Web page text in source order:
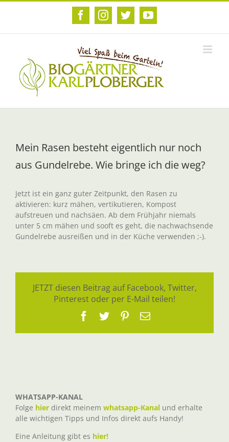
Zum
FacebookInstagram
TwitterYouTube
Mein Rasen besteht eigentlich nur noch
aus Gundelrebe. Wie bringe ich die weg?
Jetzt ist ein ganz guter Zeitpunkt, den Rasen zu
aktivieren: kurz mähen, vertikutieren, Kompost
aufstreuen und nachsäen. Ab dem Frühjahr niemals
unter 5 cm mähen und sooft es geht, die nachwachsende
Gundelrebe ausreißen und in der Küche verwenden ;-).
JETZT diesen Beitrag auf Facebook, Twitter,
Pinterest oder per E-Mail teilen!
Facebook
TwitterPinterest
E-
WHATSAPP-KANAL
Folge hier direkt meinem whatsapp-Kanal und erhalte
alle wichtigen Tipps und Infos direkt aufs Handy!
Eine Anleitung gibt es hier!